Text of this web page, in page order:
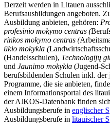
Derzeit werden in Litauen
Berufsausbildungen angeboten.
Ausbildung anbieten, gehören:
profesinio mokymo centras (
rinkos mokymo centras (
ūkio mokykla (
(Handelsschulen), Technologijų
und Jaunimo mokykla (Jugend-
berufsbildenden Schulen inkl.
Programme, die sie anbieten,
einem Informationsportal des
der AIKOS-Datenbank finden
Ausbildungsberufe in englischer
Ausbildungsberufe in litauischer